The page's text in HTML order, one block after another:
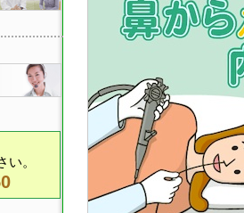
。